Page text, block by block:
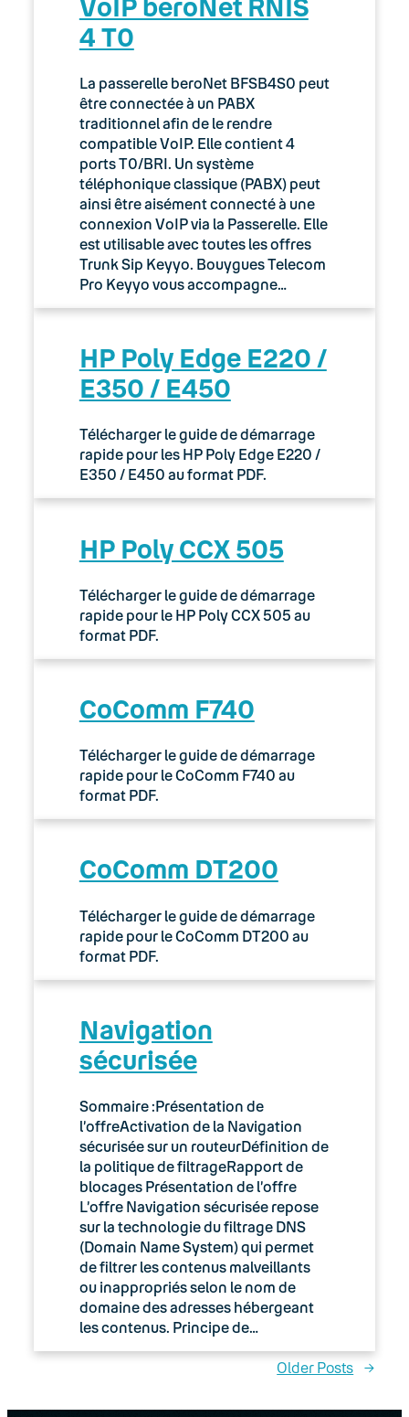
4 T0
La passerelle beroNet BFSB4S0 peut
être connectée à un PABX
traditionnel afin de le rendre
compatible VoIP. Elle contient 4
ports T0/BRI. Un système
téléphonique classique (PABX) peut
ainsi être aisément connecté à une
connexion VoIP via la Passerelle. Elle
est utilisable avec toutes les offres
Trunk Sip Keyyo. Bouygues Telecom
Pro Keyyo vous accompagne…
HP Poly Edge E220 /
E350 / E450
Télécharger le guide de démarrage
rapide pour les HP Poly Edge E220 /
E350 / E450 au format PDF.
HP Poly CCX 505
Télécharger le guide de démarrage
rapide pour le HP Poly CCX 505 au
format PDF.
CoComm F740
Télécharger le guide de démarrage
rapide pour le CoComm F740 au
format PDF.
CoComm DT200
Télécharger le guide de démarrage
rapide pour le CoComm DT200 au
format PDF.
Navigation
sécurisée
Sommaire :Présentation de
l’offreActivation de la Navigation
sécurisée sur un routeurDéfinition de
la politique de filtrageRapport de
blocages Présentation de l’offre
L’offre Navigation sécurisée repose
sur la technologie du filtrage DNS
(Domain Name System) qui permet
de filtrer les contenus malveillants
ou inappropriés selon le nom de
domaine des adresses hébergeant
les contenus. Principe de…
Older Posts →